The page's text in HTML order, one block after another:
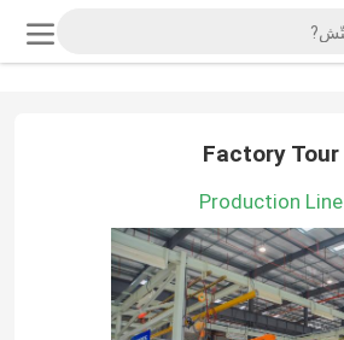
Factory Tour
Production Line